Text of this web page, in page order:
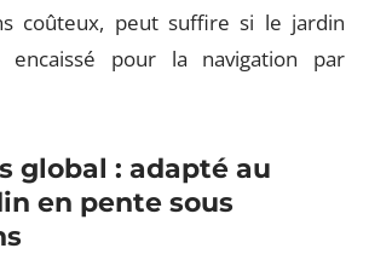
coûteux, peut suffire si le jardin
encaissé pour la navigation par
global : adapté au
en pente sous